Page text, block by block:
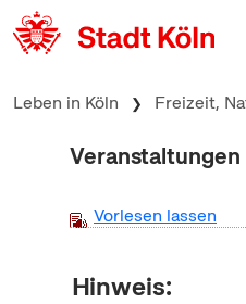
zum Inhalt springen
Leben in Köln Freizeit,
Veranstaltungen
Vorlesen lassen
Hinweis: